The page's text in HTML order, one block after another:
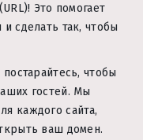
Это помогает
сделать так, чтобы
чтобы
гостей. Мы
каждого сайта,
ваш домен.